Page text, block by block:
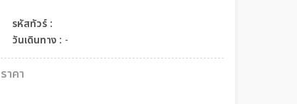
รหัสทัวร์ :
วันเดินทาง : -
ราคา